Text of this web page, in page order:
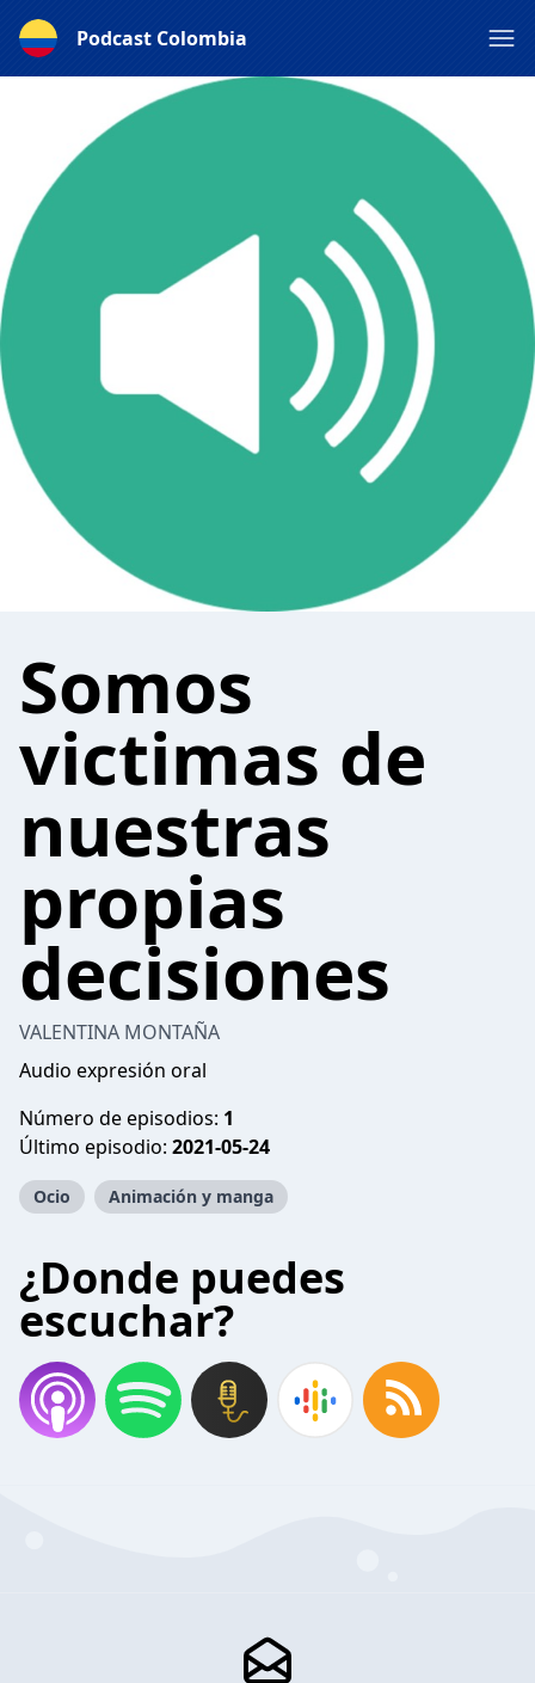
Podcast Colombia
Somos
victimas de
nuestras
propias
decisiones
VALENTINA MONTAÑA
Audio expresión oral
Número de episodios: 1
Último episodio: 2021-05-24
Ocio Animación y manga
¿Donde puedes
escuchar?